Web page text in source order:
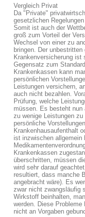
Vergleich Privat
Da "Private"
gesetzlichen
Somit ist auch der
groß zum Vorteil der
Wechsel von einer zu
bringen. Der
Krankenversicherung
Gegensatz zum
Krankenkassen kann
persönlichen
Leistungen versichern,
auch nicht bezahlen.
Prüfung, welche
müssen. Es besteht nun
zu wenige Leistungen
persönliche
Krankenhausaufenthalt
ist inzwischen
Krankenkassen
überschritten, müssen
wird sehr darauf
resultiert, dass manche
angebracht wäre). Es
zwar nicht zwangsläufig
Wirkstoff beinhalten,
werden. Diese
nicht an Vorgaben